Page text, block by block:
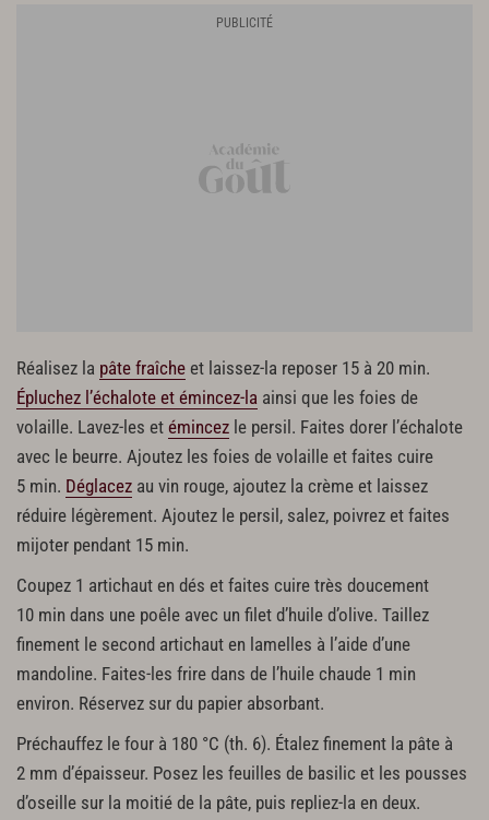
Réalisez la pâte fraîche et laissez-la reposer 15 à 20 min.
Épluchez l’échalote et émincez-la ainsi que les foies de
volaille. Lavez-les et émincez le persil. Faites dorer l’échalote
avec le beurre. Ajoutez les foies de volaille et faites cuire
5 min. Déglacez au vin rouge, ajoutez la crème et laissez
réduire légèrement. Ajoutez le persil, salez, poivrez et faites
mijoter pendant 15 min.
Coupez 1 artichaut en dés et faites cuire très doucement
10 min dans une poêle avec un filet d’huile d’olive. Taillez
finement le second artichaut en lamelles à l’aide d’une
mandoline. Faites-les frire dans de l’huile chaude 1 min
environ. Réservez sur du papier absorbant.
Préchauffez le four à 180 °C (th. 6). Étalez finement la pâte à
2 mm d’épaisseur. Posez les feuilles de basilic et les pousses
d’oseille sur la moitié de la pâte, puis repliez-la en deux.